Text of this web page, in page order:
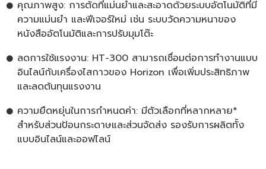
คุณภาพสูง: การตัดที่แม่นยำและสะอาดด้วยระบบอัตโนมัติที่มี
ความแม่นยำ และฟีเจอร์ใหม่ เช่น ระบบวัดความหนาของ
หนังสืออัตโนมัติและการปรับมุมโต๊ะ
ลดการใช้แรงงาน: HT-300 สามารถเชื่อมต่อการทำงานแบบ
อินไลน์กับเครื่องไสกาวของ Horizon เพื่อเพิ่มประสิทธิภาพ
และลดต้นทุนแรงงาน
ความยืดหยุ่นในการกำหนดค่า: มีตัวเลือกที่หลากหลาย*
สำหรับส่วนป้อนกระดาษและส่วนจัดส่ง รองรับการผลิตทั้ง
แบบอินไลน์และออฟไลน์